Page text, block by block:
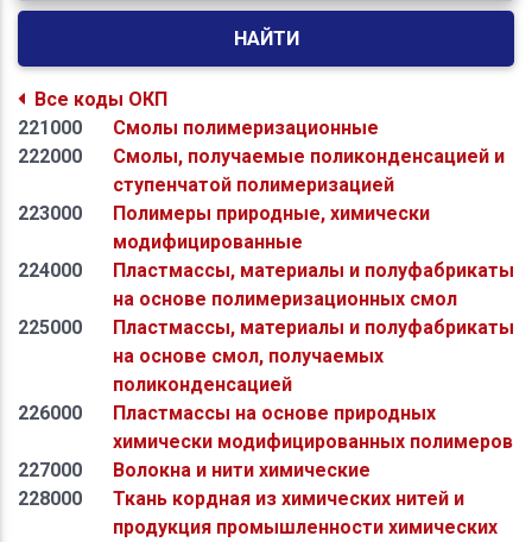
НАЙТИ
Все коды ОКП
221000
Смолы полимеризационные
222000
Смолы, получаемые поликонденсацией и
ступенчатой полимеризацией
223000
Полимеры природные, химически
модифицированные
224000
Пластмассы, материалы и полуфабрикаты
на основе полимеризационных смол
225000
Пластмассы, материалы и полуфабрикаты
на основе смол, получаемых
поликонденсацией
226000
Пластмассы на основе природных
химически модифицированных полимеров
227000
Волокна и нити химические
228000
Ткань кордная из химических нитей и
продукция промышленности химических